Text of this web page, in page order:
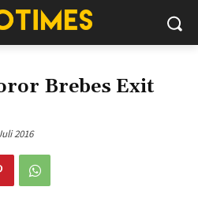
Brebes Exit
2016